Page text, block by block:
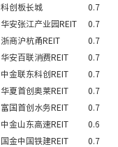
科创板长城
0.7
华安张江产业园REIT
0.7
浙商沪杭甬REIT
0.7
华安百联消费REIT
0.7
中金联东科创REIT
0.7
华夏首创奥莱REIT
0.7
富国首创水务REIT
0.7
中金山东高速REIT
0.6
国金中国铁建REIT
0.7